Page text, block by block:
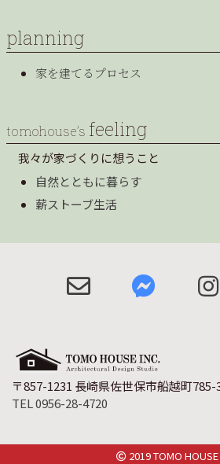
planning
家を建てるプロセス
tomohouse’s feeling
我々が家づくりに想うこと
自然とともに暮らす
薪ストーブ生活
〒857-1231 長崎県佐世保市船越町785-
TEL 0956-28-4720
2019 TOMO